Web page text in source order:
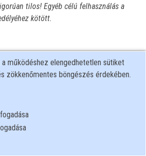
tilos! Egyéb célú felhasználás a
kötött.
működéshez elengedhetetlen sütiket
zökkenőmentes böngészés érdekében.